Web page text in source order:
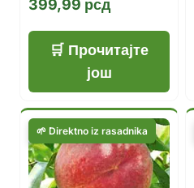
399,99 рсд
Прочитајте
још